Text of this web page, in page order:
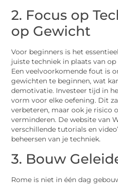
2. Focus op
op Gewicht
Voor beginners is het
juiste techniek in plaats van
Een veelvoorkomende fout is
gewichten te beginnen, wat
demotivatie. Investeer tijd in
vorm voor elke oefening. Dit
verbeteren, maar ook je risico
verminderen. De website van
verschillende tutorials en
beheersen van je techniek.
3. Bouw
Rome is niet in één dag